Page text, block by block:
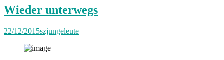
Wieder unterwegs
22/12/2015szjungeleute